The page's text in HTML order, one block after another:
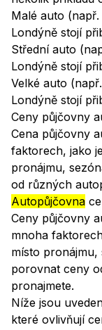
Malé auto
Londýně stojí
Střední auto
Londýně stojí
Velké auto
Londýně stojí
Ceny půjčovny
Cena půjčovny
faktorech, jako
pronájmu,
od různých
Autopůjčovna
Ceny půjčovny
mnoha
místo pronájmu,
porovnat ceny
pronajmete.
Níže jsou
které ovlivňují